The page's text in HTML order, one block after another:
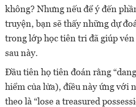
không? Nhưng nếu để ý đến
truyện, bạn sẽ thấy những dự
trong lớp học tiên tri đã giúp
sau này.
Đầu tiên họ tiên đoán rằng
hiểm của lửa), điều này ứng với
theo là “lose a treasured